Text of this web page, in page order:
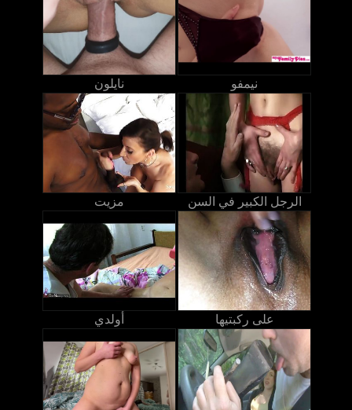
نايلون نيمفو
مزيت الرجل الكبير في السن
أولدي على ركبتيها